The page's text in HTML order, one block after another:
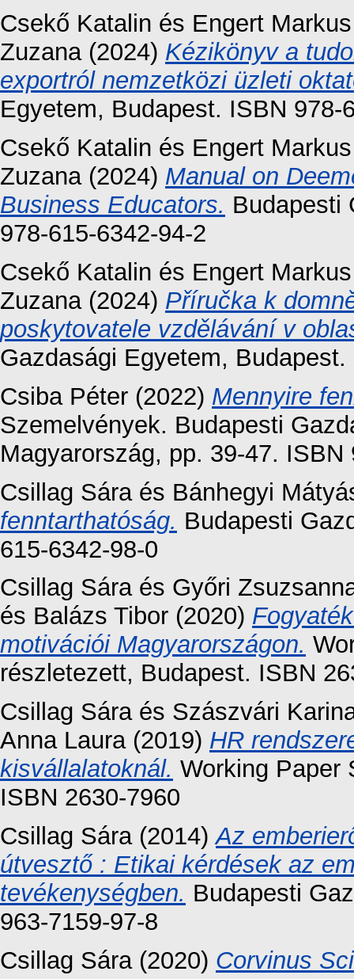
Csekő Katalin és Engert Markus
Zuzana(2024) Kézikönyv a
exportról nemzetközi üzleti
Egyetem, Budapest. ISBN 978-
Csekő Katalin és Engert Markus
Zuzana(2024) Manual on
Business Educators. Budapesti
978-615-6342-94-2
Csekő Katalin és Engert Markus
Zuzana(2024) Příručka k
poskytovatele vzdělávání v
Gazdasági Egyetem,
Csiba Péter (2022) Mennyire
Szemelvények. Budapesti
Magyarország, pp. 39-47. ISBN
Csillag Sáraés Bánhegyi
fenntarthatóság. Budapesti
615-6342-98-0
Csillag Sáraés Győri
és Balázs Tibor (2020)
motivációi Magyarországon.
részletezett, Budapest. ISBN
Csillag Sáraés Szászvári
Anna Laura(2019) HR
kisvállalatoknál. Working Paper
ISBN 2630-7960
Csillag Sára(2014)Az
útvesztő : Etikai kérdések az
tevékenységben. Budapesti
963-7159-97-8
Csillag Sára(2020) Corvinus